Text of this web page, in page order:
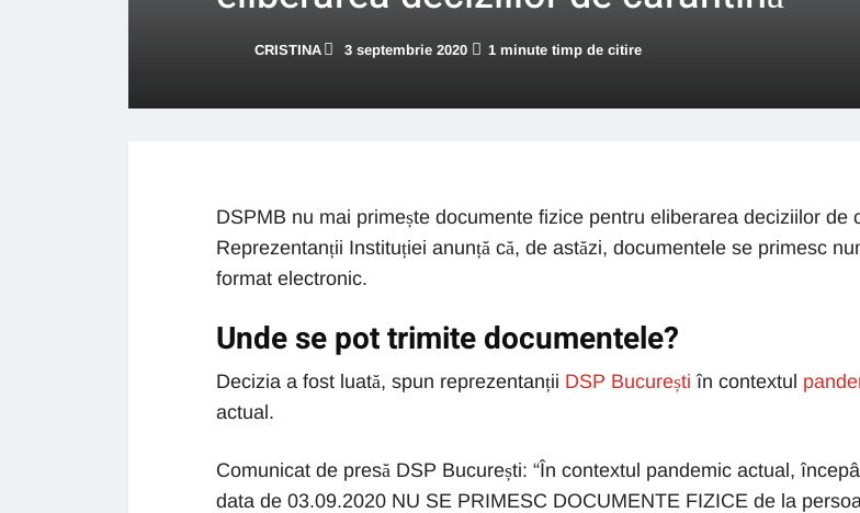
CRISTINA 3 septembrie 2020 1 minute timp de citire
DSPMB nu mai primește documente fizice pentru eliberarea deciziilor de
Reprezentanții Instituției anunță că, de astăzi, documentele se primesc
format electronic.
Unde se pot trimite documentele?
Decizia a fost luată, spun reprezentanții DSP București în contextul
actual.
Comunicat de presă DSP București: “În contextul pandemic actual,
data de 03.09.2020 NU SE PRIMESC DOCUMENTE FIZICE de la